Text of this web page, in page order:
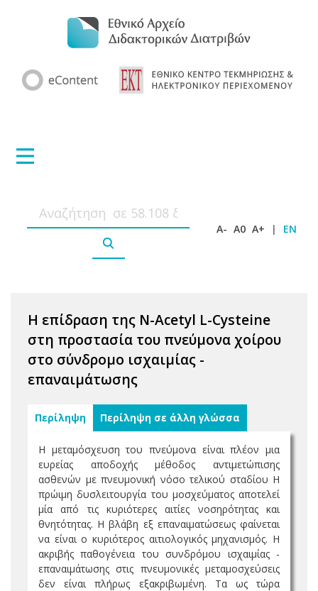
A- A0 A+ | EN
Η επίδραση της N-Acetyl L-Cysteine
στη προστασία του πνεύμονα χοίρου
στο σύνδρομο ισχαιμίας -
επαναιμάτωσης
Περίληψη Περίληψη σε άλλη γλώσσα
Η μεταμόσχευση του πνεύμονα είναι πλέον µια
ευρείας αποδοχής μέθοδος αντιμετώπισης
ασθενών µε πνευµονική νόσο τελικού σταδίου Η
πρώιµη δυσλειτουργία του μοσχεύματος αποτελεί
µία από τις κυριότερες αιτίες νοσηρότητας και
θνητότητας. H βλάβη εξ επαναιµατώσεως φαίνεται
να είναι ο κυριότερος αιτιολογικός µηχανισµός. Η
ακριβής παθογένεια του συνδρόµου ισχαιµίας -
επαναιµάτωσης στις πνευµονικές µεταµοσχεύσεις
δεν είναι πλήρως εξακριβωµένη. Τα ως τώρα